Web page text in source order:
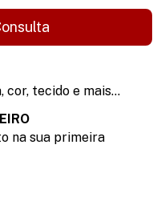
cor, tecido e mais...
na sua primeira